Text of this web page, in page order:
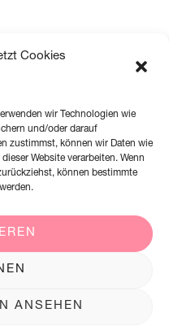
Cookies
wir Technologien wie
und/oder darauf
zustimmst, können wir Daten wie
Website verarbeiten. Wenn
können bestimmte
ANSEHEN
.